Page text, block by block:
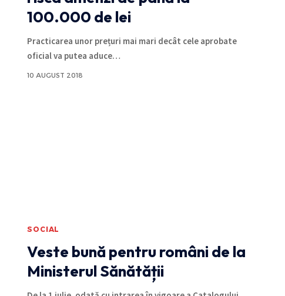
100.000 de lei
Practicarea unor prețuri mai mari decât cele aprobate
oficial va putea aduce…
10 AUGUST 2018
SOCIAL
Veste bună pentru români de la
Ministerul Sănătății